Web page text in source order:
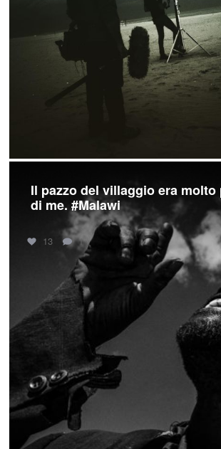
Il pazzo del villaggio era
di me. #Malawi
13 1